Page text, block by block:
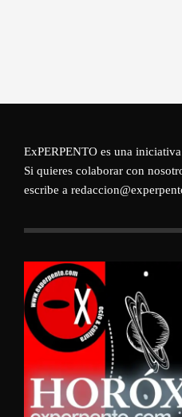
ExPERPENTO es una
Si quieres colaborar con
escribe a